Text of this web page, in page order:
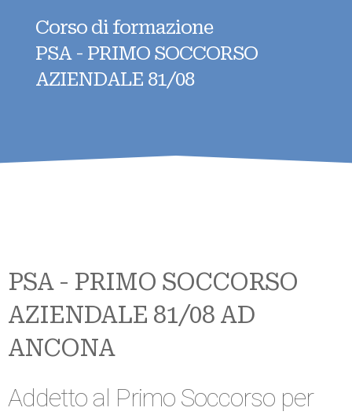
Corso di formazione
PSA - PRIMO SOCCORSO
AZIENDALE 81/08
PSA - PRIMO SOCCORSO
AZIENDALE 81/08 AD
ANCONA
Addetto al Primo Soccorso per